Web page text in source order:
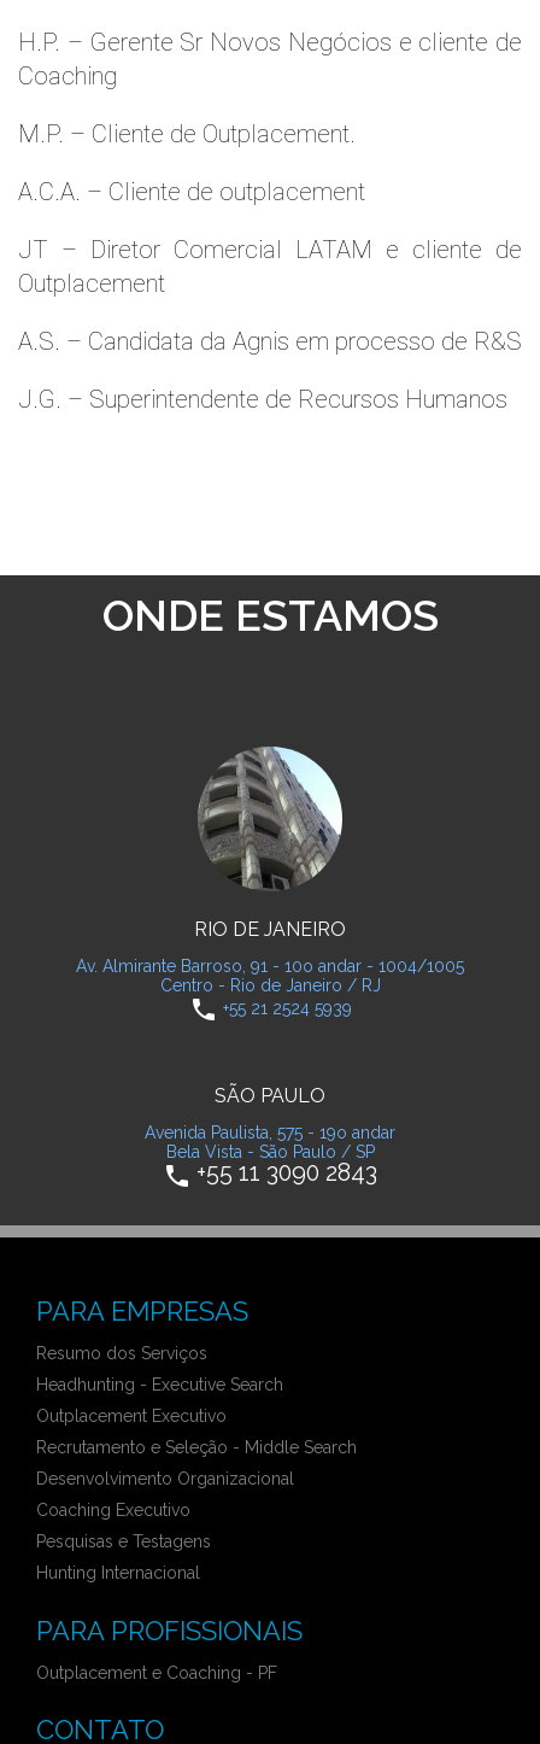
H.P. – Gerente Sr Novos Negócios e cliente de
Coaching
M.P. – Cliente de Outplacement.
A.C.A. – Cliente de outplacement
JT – Diretor Comercial LATAM e cliente de
Outplacement
A.S. – Candidata da Agnis em processo de R&S
J.G. – Superintendente de Recursos Humanos
ONDE ESTAMOS
RIO DE JANEIRO
Av. Almirante Barroso, 91 - 10o andar - 1004/1005
Centro - Rio de Janeiro / RJ
phone +55 21 2524 5939
SÃO PAULO
Avenida Paulista, 575 - 19o andar
Bela Vista - São Paulo / SP
phone +55 11 3090 2843
PARA EMPRESAS
Resumo dos Serviços
Headhunting - Executive Search
Outplacement Executivo
Recrutamento e Seleção - Middle Search
Desenvolvimento Organizacional
Coaching Executivo
Pesquisas e Testagens
Hunting Internacional
PARA PROFISSIONAIS
Outplacement e Coaching - PF
CONTATO